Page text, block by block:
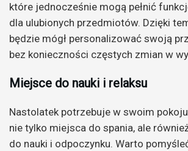
które jednocześnie mogą pełnić
dla ulubionych przedmiotów. Dzięki
będzie mógł personalizować swoją
bez konieczności częstych zmian w
Miejsce do nauki i relaksu
Nastolatek potrzebuje w swoim pokoju
nie tylko miejsca do spania, ale
do nauki i odpoczynku. Warto